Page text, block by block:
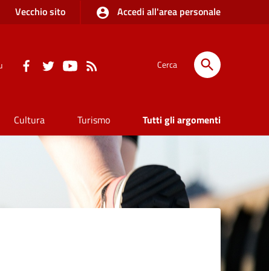
Vecchio sito Accedi all'area personale
Cerca
Cultura Turismo Tutti gli argomenti